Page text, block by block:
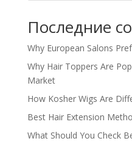
Последние
Why European Salons
Why Hair Toppers Are
Market
How Kosher Wigs Are
Best Hair Extension
What Should You Check